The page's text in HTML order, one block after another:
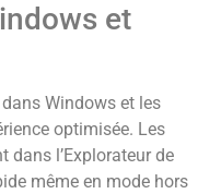
et
Windows et les
optimisée. Les
dans l’Explorateur de
même en mode hors